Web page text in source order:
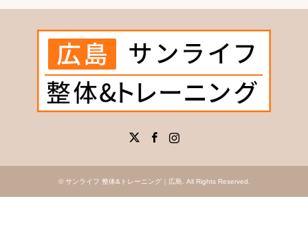
© サンライフ 整体&トレーニング｜広島. All Rights Reserved.